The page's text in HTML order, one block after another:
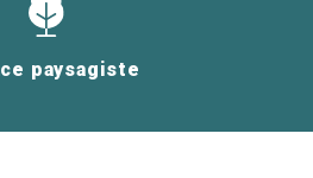
paysagiste